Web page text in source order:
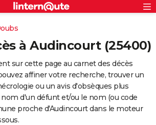
à Audincourt (25400)
sur cette page au carnet des décès
affiner votre recherche, trouver un
ou un avis d'obsèques plus
d'un défunt et/ou le nom (ou code
proche d'Audincourt dans le moteur